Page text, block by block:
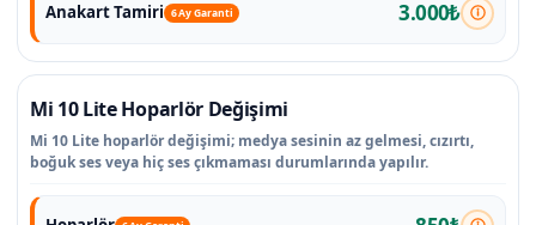
Anakart Tamiri 6 Ay Garanti 3.000₺
Mi 10 Lite Hoparlör Değişimi
Mi 10 Lite hoparlör değişimi; medya sesinin az gelmesi, cızırtı,
boğuk ses veya hiç ses çıkmaması durumlarında yapılır.